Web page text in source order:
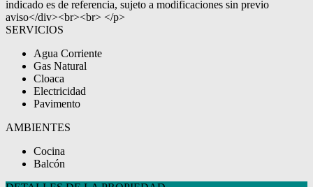
indicado es de referencia, sujeto a modificaciones sin previo
aviso</div><br><br> </p>
SERVICIOS
Agua Corriente
Gas Natural
Cloaca
Electricidad
Pavimento
AMBIENTES
Cocina
Balcón